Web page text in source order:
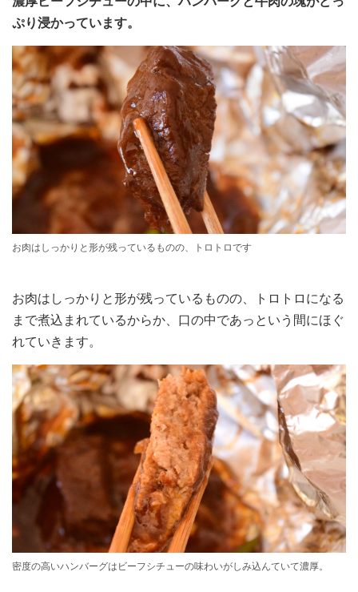
ぷり浸かっています。
お肉はしっかりと形が残っているものの、トロトロです
お肉はしっかりと形が残っているものの、トロトロになる
まで煮込まれているからか、口の中であっという間にほぐ
れていきます。
密度の高いハンバーグはビーフシチューの味わいがしみ込んていて濃厚。